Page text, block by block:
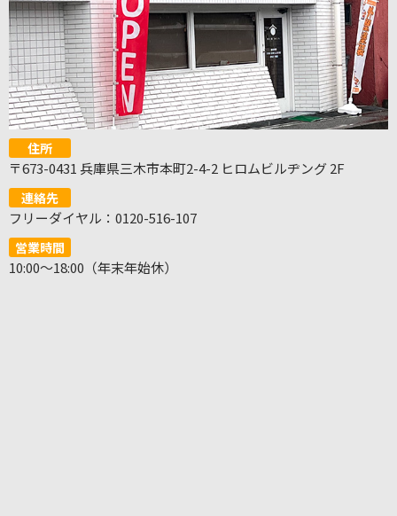
住所
〒673-0431 兵庫県三木市本町2-4-2 ヒロムビルヂング 2F
連絡先
フリーダイヤル：0120-516-107
営業時間
10:00～18:00（年末年始休）